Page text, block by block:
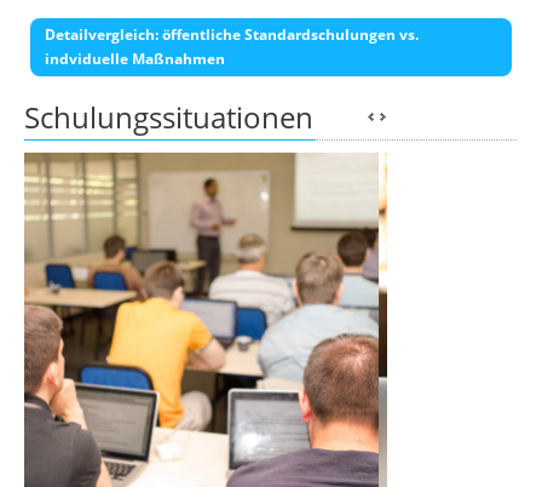
Detailvergleich: öffentliche Standardschulungen vs.
indviduelle Maßnahmen
Schulungssituationen